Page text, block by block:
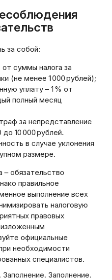
за собой:
суммы налога за
(не менее 1 000 рублей);
уплату – 1 % от
полный месяц
за непредставление
10 000 рублей.
в случае уклонения
размере.
– обязательство
правильное
выполнение всех
налоговую
правовых
официальные
необходимости
специалистов.
Заполнение.